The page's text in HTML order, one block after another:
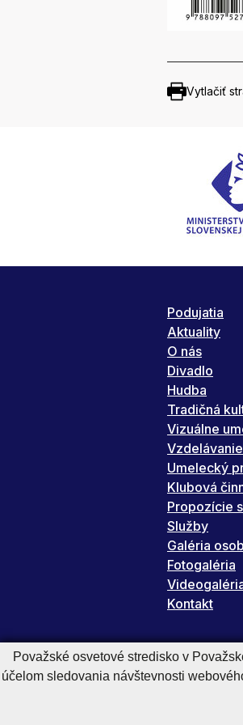
Vytlačiť
Podujatia
Aktuality
O nás
Divadlo
Hudba
Tradičná
Vizuálne
Vzdelávanie
Umelecký
Klubová
Propozície
Služby
Galéria
Fotogaléria
Kontakt
Považské osvetové stredisko v
účelom sledovania návštevnosti